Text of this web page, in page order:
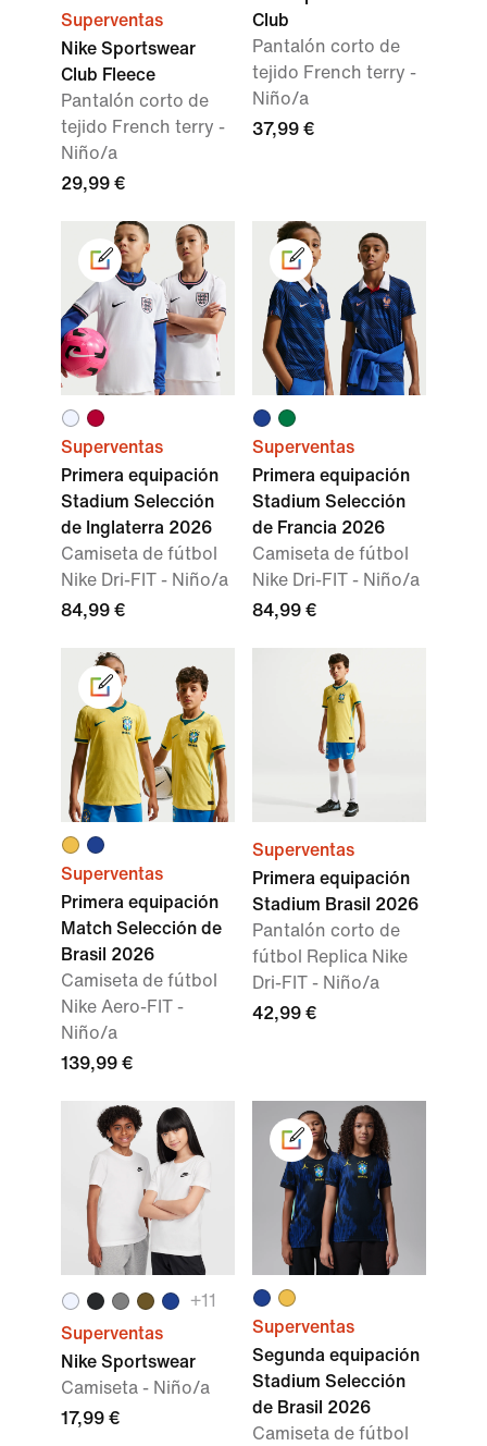
Superventas
Nike Sportswear
Club Fleece
Pantalón corto de
tejido French terry -
Niño/a
29,99 €
Club
Pantalón corto de
tejido French terry -
Niño/a
37,99 €
Superventas
Primera equipación
Stadium Selección
de Inglaterra 2026
Camiseta de fútbol
Nike Dri-FIT - Niño/a
84,99 €
Superventas
Primera equipación
Stadium Selección
de Francia 2026
Camiseta de fútbol
Nike Dri-FIT - Niño/a
84,99 €
Superventas
Primera equipación
Match Selección de
Brasil 2026
Camiseta de fútbol
Nike Aero-FIT -
Niño/a
139,99 €
Superventas
Primera equipación
Stadium Brasil 2026
Pantalón corto de
fútbol Replica Nike
Dri-FIT - Niño/a
42,99 €
+11
Superventas
Nike Sportswear
Camiseta - Niño/a
17,99 €
Superventas
Segunda equipación
Stadium Selección
de Brasil 2026
Camiseta de fútbol